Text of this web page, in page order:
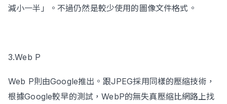
減小一半」。不過仍然是較少使用的圖像文件格式。
3.Web P
Web P則由Google推出。跟JPEG採用同樣的壓縮技術，
根據Google較早的測試，WebP的無失真壓縮比網路上找